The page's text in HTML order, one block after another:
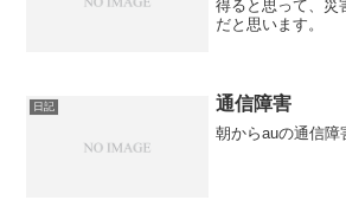
得ると思って、災
だと思います。
日記 通信障害
朝からauの通信障